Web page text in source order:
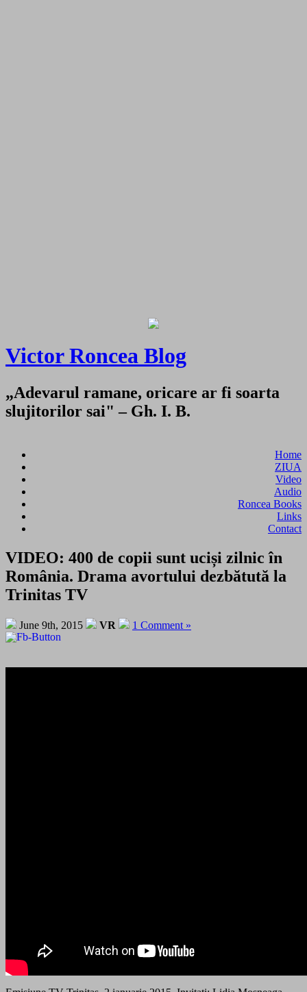
Victor Roncea Blog
„Adevarul ramane, oricare ar fi soarta
slujitorilor sai" – Gh. I. B.
Home
ZIUA
Video
Audio
Roncea Books
Links
Contact
VIDEO: 400 de copii sunt uciși zilnic în
România. Drama avortului dezbătută la
Trinitas TV
June 9th, 2015 VR 1 Comment »